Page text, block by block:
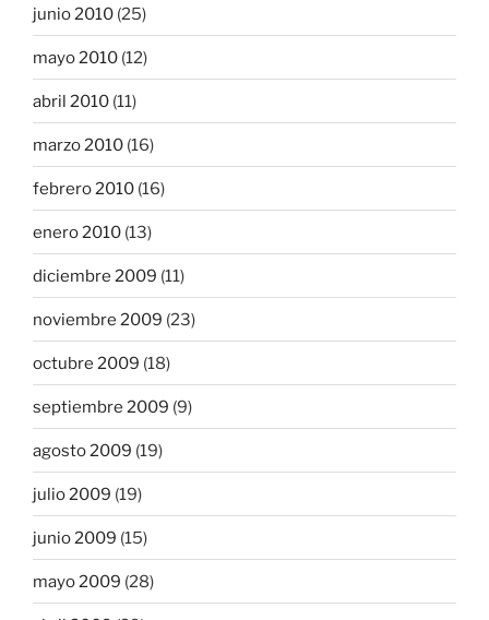
junio 2010 (25)
mayo 2010 (12)
abril 2010 (11)
marzo 2010 (16)
febrero 2010 (16)
enero 2010 (13)
diciembre 2009 (11)
noviembre 2009 (23)
octubre 2009 (18)
septiembre 2009 (9)
agosto 2009 (19)
julio 2009 (19)
junio 2009 (15)
mayo 2009 (28)